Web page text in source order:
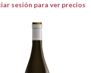
sesión para ver precios